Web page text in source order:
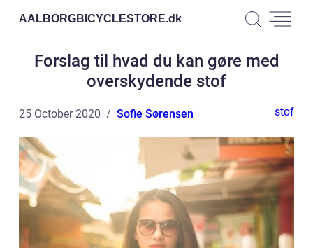
AALBORGBICYCLESTORE.dk
Forslag til hvad du kan gøre med
overskydende stof
25 October 2020 Sofie Sørensen stof